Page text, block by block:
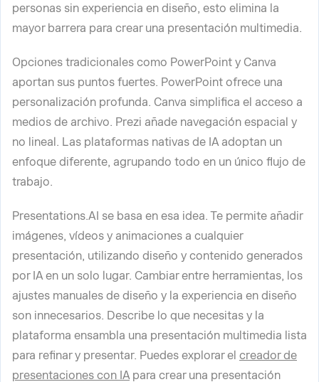
personas sin experiencia en diseño, esto elimina la
mayor barrera para crear una presentación multimedia.
Opciones tradicionales como PowerPoint y Canva
aportan sus puntos fuertes. PowerPoint ofrece una
personalización profunda. Canva simplifica el acceso a
medios de archivo. Prezi añade navegación espacial y
no lineal. Las plataformas nativas de IA adoptan un
enfoque diferente, agrupando todo en un único flujo de
trabajo.
Presentations.AI se basa en esa idea. Te permite añadir
imágenes, vídeos y animaciones a cualquier
presentación, utilizando diseño y contenido generados
por IA en un solo lugar. Cambiar entre herramientas, los
ajustes manuales de diseño y la experiencia en diseño
son innecesarios. Describe lo que necesitas y la
plataforma ensambla una presentación multimedia lista
para refinar y presentar. Puedes explorar el creador de
presentaciones con IApara crear una presentación